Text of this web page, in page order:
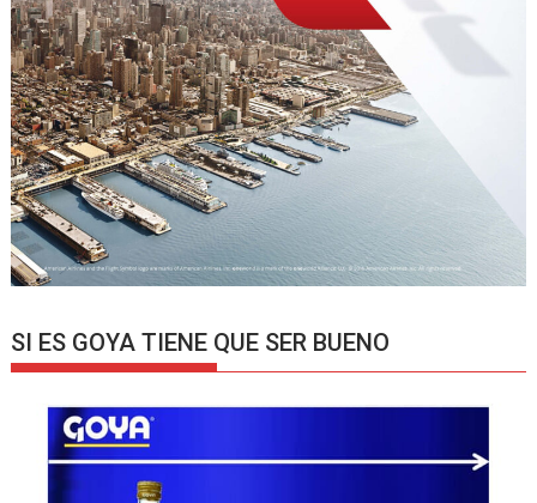
SI ES GOYA TIENE QUE SER BUENO